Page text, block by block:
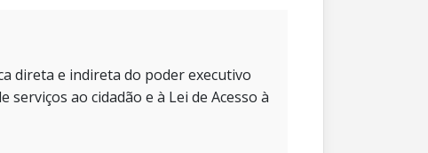
direta e indireta do poder executivo
ao cidadão e à Lei de Acesso à